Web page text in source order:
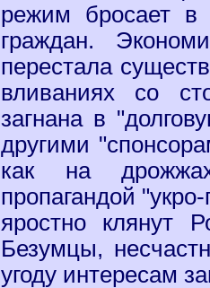
режим бросает в
граждан.
перестала
вливаниях со
загнана в
другими
как на
пропагандой
яростно клянут
Безумцы,
угоду интересам